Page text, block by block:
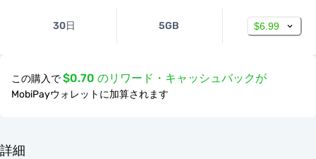
30日 5GB $6.99
この購入で$0.70 のリワード・キャッシュバックが
MobiPayウォレットに加算されます
詳細